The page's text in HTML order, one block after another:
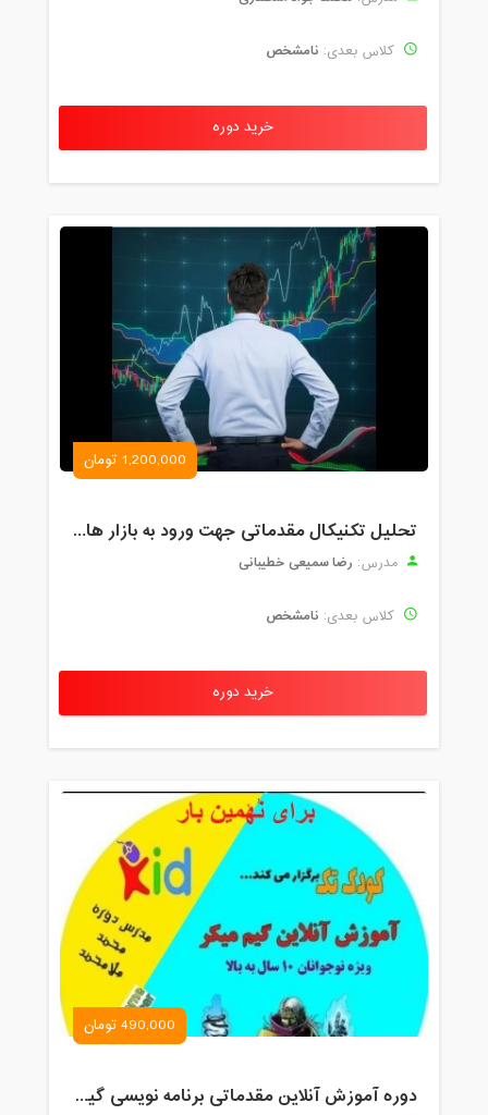
کلاس بعدی: نامشخص
خرید دوره
1,200,000 تومان
تحلیل تکنیکال مقدماتی جهت ورود به بازار های مالی (رمز ارز و فارکس )
مدرس: رضا سمیعی خطیبانی
کلاس بعدی: نامشخص
خرید دوره
490,000 تومان
دوره آموزش آنلاین مقدماتی برنامه نویسی گیم میکر کودک و نوجوان (برای نهمین بار) کودک تک